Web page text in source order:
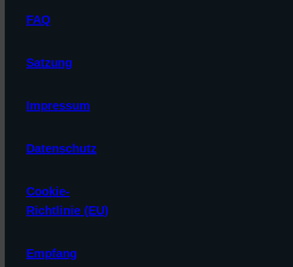
FAQ
Satzung
Impressum
Datenschutz
Cookie-
Richtlinie (EU)
Empfang